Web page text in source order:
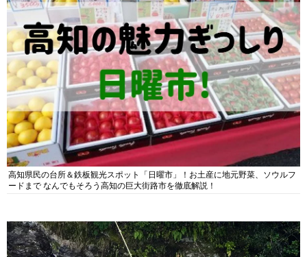
高知県民の台所＆鉄板観光スポット「日曜市」！お土産に地元野菜、ソウルフ
ードまで なんでもそろう高知の巨大街路市を徹底解説！